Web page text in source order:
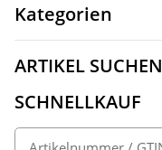
Kategorien
ARTIKEL SUCHEN
SCHNELLKAUF